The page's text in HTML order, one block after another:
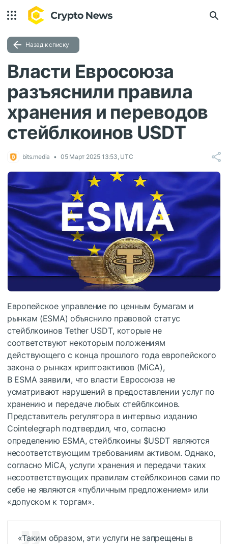
Назад к списку
Власти Евросоюза
разъяснили правила
хранения и переводов
стейблкоинов USDТ
bits.media 05 Март 2025 13:53, UTC
Европейское управление по ценным бумагам и
рынкам (ESMA) объяснило правовой статус
стейблкоинов Tether USDТ, которые не
соответствуют некоторым положениям
действующего с конца прошлого года европейского
закона о рынках криптоактивов (MiCA),
В ESMA заявили, что власти Евросоюза не
усматривают нарушений в предоставлении услуг по
хранению и передаче любых стейблкоинов.
Представитель регулятора в интервью изданию
Cointelegraph подтвердил, что, согласно
определению ESMA, стейблкоины $USDT являются
несоответствующим требованиям активом. Однако,
согласно MiCA, услуги хранения и передачи таких
несоответствующих правилам стейблкоинов сами по
себе не являются «публичным предложением» или
«допуском к торгам».
«Таким образом, эти услуги не запрещены в